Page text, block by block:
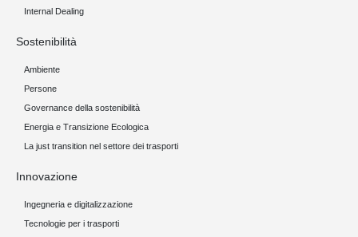
Internal Dealing
Sostenibilità
Ambiente
Persone
Governance della sostenibilità
Energia e Transizione Ecologica
La just transition nel settore dei trasporti
Innovazione
Ingegneria e digitalizzazione
Tecnologie per i trasporti